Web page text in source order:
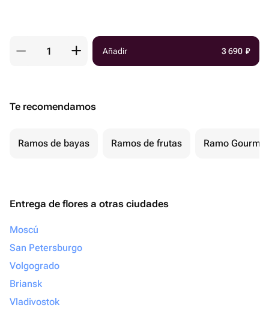
Añadir 3 690 ₽
Te recomendamos
Ramos de bayas Ramos de frutas Ramo Gourmet
Entrega de flores a otras ciudades
Moscú
San Petersburgo
Volgogrado
Briansk
Vladivostok